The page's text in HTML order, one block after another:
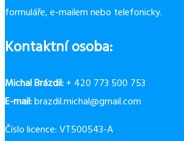
formuláře, e-mailem nebo telefonicky.
Kontaktní osoba:
Michal Brázdil:+ 420 773 500 753
E-mail:brazdil.michal@gmail.com
Číslo licence: VT500543-A